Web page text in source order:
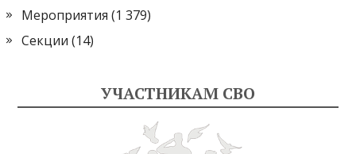
Мероприятия (1 379)
Секции (14)
УЧАСТНИКАМ СВО